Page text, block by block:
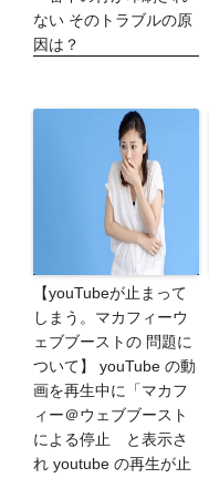
ない そのトラブルの原
因は？
【youTubeが止まって
しまう。マカフィーウ
ェブブーストの 問題に
ついて】 youTube の動
画を再生中に「マカフ
ィー＠ウェブブースト
による停止 と表示さ
れ youtube の再生が止